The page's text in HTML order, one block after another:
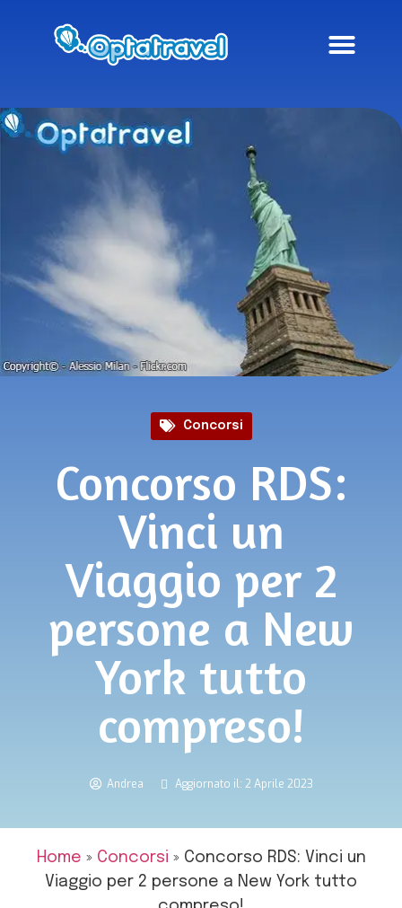
Concorsi
Concorso RDS:
Vinci un
Viaggio per 2
persone a New
York tutto
compreso!
Andrea Aggiornato il: 2 Aprile 2023
Home » Concorsi » Concorso RDS: Vinci un
Viaggio per 2 persone a New York tutto